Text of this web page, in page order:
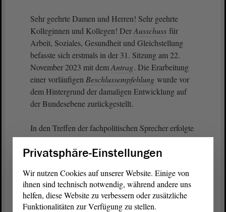
Sehr geehrte Damen und Herren! Sehr geehrte
Kolleginnen und Kollegen! DerAusschuss für
Arbeit, Soziales, Gesundheit und Gleichstellung
befasste sich erstmals in der 31. Sitzung am 22.
November 2023 mit demAntrag. Die Erarbeitung
einer vorläufigen Beschlussempfehlung wurde vor
dem Hintergrund der damaligen Entwicklung auf
der Bundesebene zurückgestellt.
In den Treffen der fachpolitischen Sprecher erfolgte
regelmäßig eine Abstimmung und man verständigt
sich auf einen erneuten Aufruf in der 44. Sitzung
dieser Sitzung erarbeitete der Ausschusseine
vorläufigeBeschlussempfehlungund empfahl mit
10 : 3 : 0 Stimmen, denAntragabzulehnen.
Privatsphäre-Einstellungen
Wir nutzen Cookies auf unserer Website. Einige von
ihnen sind technisch notwendig, während andere uns
helfen, diese Website zu verbessern oder zusätzliche
Funktionalitäten zur Verfügung zu stellen.